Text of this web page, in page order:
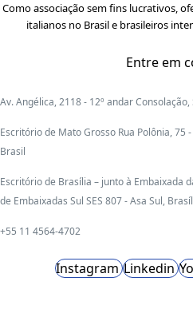
Como associação sem fins lucrativos,
italianos no Brasil e brasileiros
Entre em
Av. Angélica, 2118 - 12º andar Consolação,
Escritório de Mato Grosso Rua Polônia, 75
Brasil
Escritório de Brasília – junto à Embaixada
de Embaixadas Sul SES 807 - Asa Sul,
+55 11 4564-4702
Instagram Linkedin